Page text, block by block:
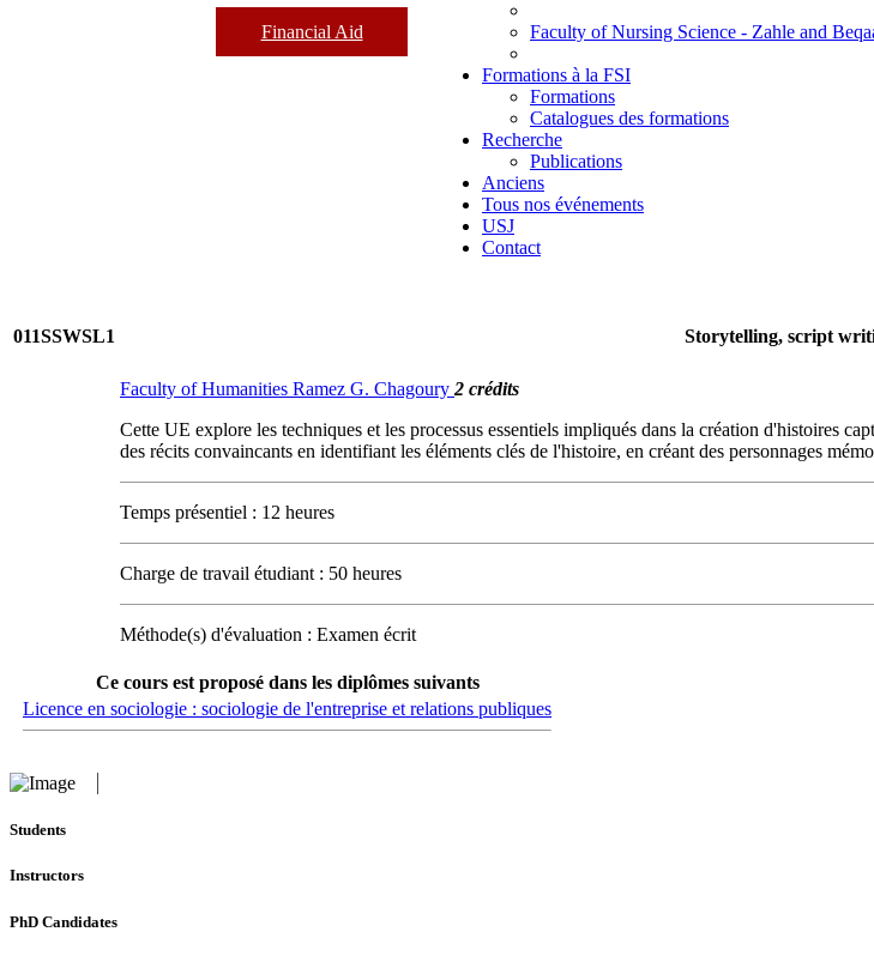
Financial Aid Faculty of Nursing Science - Zahle and
Formations à la FSI
Formations
Catalogues des formations
Recherche
Publications
Anciens
Tous nos événements
USJ
Contact
011SSWSL1 Storytelling, script
Faculty of Humanities Ramez G. Chagoury 2 crédits
Cette UE explore les techniques et les processus essentiels impliqués dans la création d'histoires
des récits convaincants en identifiant les éléments clés de l'histoire, en créant des personnages
Temps présentiel : 12 heures
Charge de travail étudiant : 50 heures
Méthode(s) d'évaluation : Examen écrit
Ce cours est proposé dans les diplômes suivants
Licence en sociologie : sociologie de l'entreprise et relations publiques
Students
Instructors
PhD Candidates